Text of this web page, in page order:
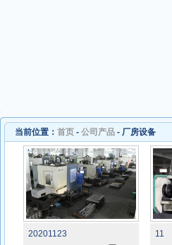
当前位置： 首页 - 公司产品 - 厂房设备
20201123
11